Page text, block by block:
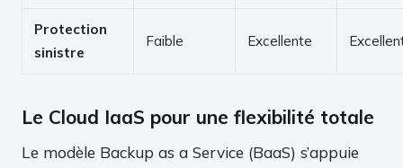
Protection
sinistre
Faible Excellente
Le Cloud IaaS pour une flexibilité totale
Le modèle Backup as a Service (BaaS) s’appuie